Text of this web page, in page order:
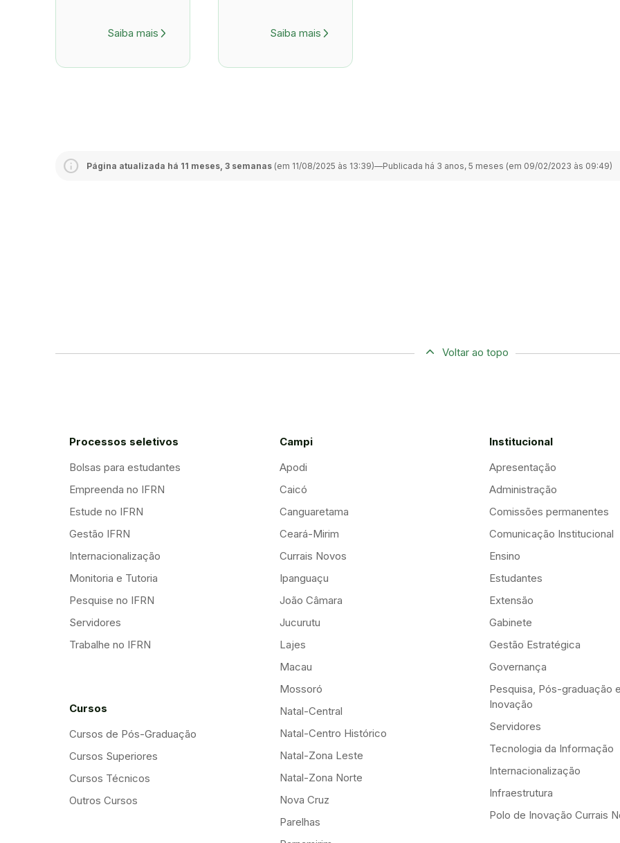
Saiba mais arrow_forward_ios Saiba mais arrow_forward_ios
Página atualizada há 11 meses, 3 semanas (em 11/08/2025 às 13:39)—Publicada há 3 anos, 5 meses (em 09/02/2023 às 09:49)
Voltar ao topo
Processos seletivos
Bolsas para estudantes
Empreenda no IFRN
Estude no IFRN
Gestão IFRN
Internacionalização
Monitoria e Tutoria
Pesquise no IFRN
Servidores
Trabalhe no IFRN
Cursos
Cursos de Pós-Graduação
Cursos Superiores
Cursos Técnicos
Outros Cursos
Campi
Apodi
Caicó
Canguaretama
Ceará-Mirim
Currais Novos
Ipanguaçu
João Câmara
Jucurutu
Lajes
Macau
Mossoró
Natal-Central
Natal-Centro Histórico
Natal-Zona Leste
Natal-Zona Norte
Nova Cruz
Parelhas
Institucional
Apresentação
Administração
Comissões permanentes
Comunicação Institucional
Ensino
Estudantes
Extensão
Gabinete
Gestão Estratégica
Governança
Pesquisa, Pós-graduação e
Inovação
Servidores
Tecnologia da Informação
Internacionalização
Infraestrutura
Polo de Inovação Currais